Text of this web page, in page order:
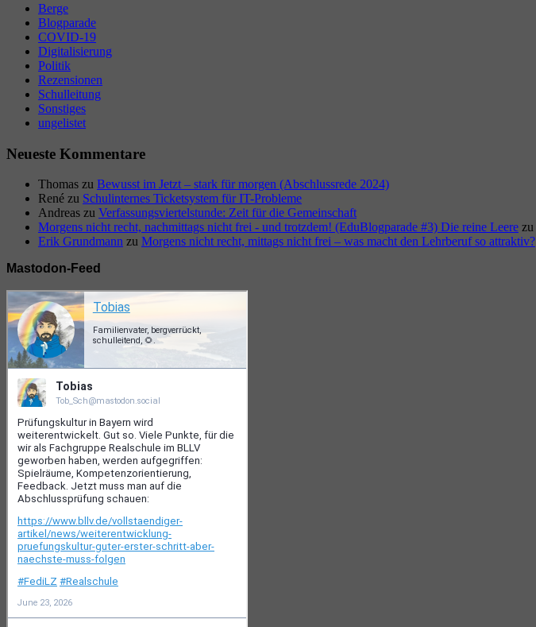
Berge
Blogparade
COVID-19
Digitalisierung
Politik
Rezensionen
Schulleitung
Sonstiges
ungelistet
Neueste Kommentare
Thomas zu Bewusst im Jetzt – stark für morgen (Abschlussrede 2024)
René zu Schulinternes Ticketsystem für IT-Probleme
Andreas zu Verfassungsviertelstunde: Zeit für die Gemeinschaft
Morgens nicht recht, nachmittags nicht frei - und trotzdem! (EduBlogparade #3) Die reine Leere zu
Erik Grundmann zu Morgens nicht recht, mittags nicht frei – was macht den Lehrberuf so attraktiv?
Mastodon-Feed